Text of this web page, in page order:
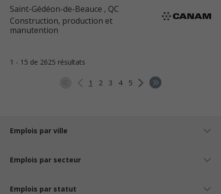
Saint-Gédéon-de-Beauce , QC
Construction, production et
manutention
1 - 15 de 2625 résultats
1 2 3 4 5
Emplois par ville
Emplois par secteur
Emplois par statut